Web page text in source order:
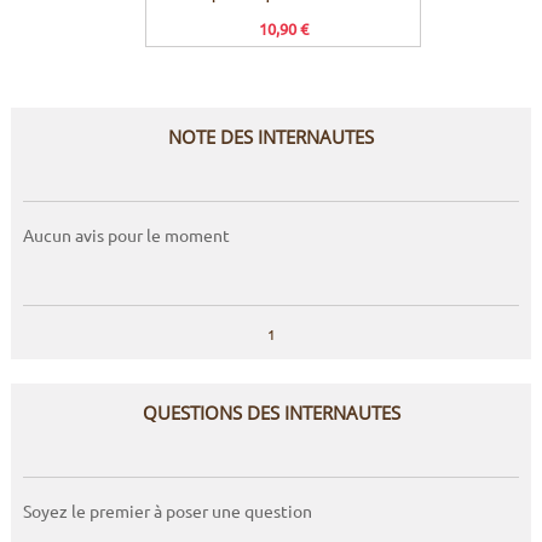
10,90 €
NOTE DES INTERNAUTES
Aucun avis pour le moment
1
QUESTIONS DES INTERNAUTES
Soyez le premier à poser une question